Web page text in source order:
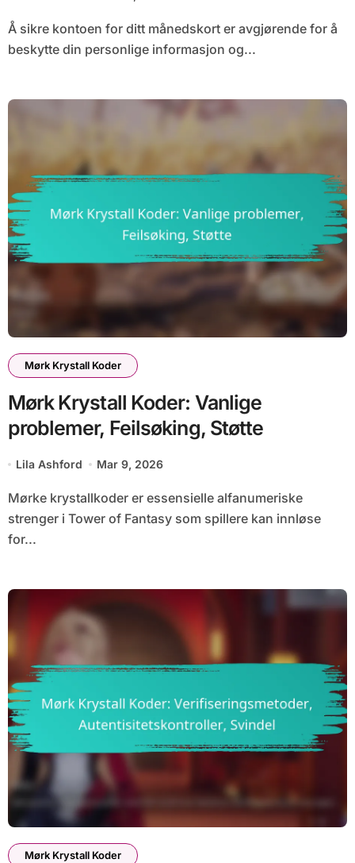
Å sikre kontoen for ditt månedskort er avgjørende for å
beskytte din personlige informasjon og...
Mørk Krystall Koder
Mørk Krystall Koder: Vanlige
problemer, Feilsøking, Støtte
Lila Ashford Mar 9, 2026
Mørke krystallkoder er essensielle alfanumeriske
strenger i Tower of Fantasy som spillere kan innløse
for...
Mørk Krystall Koder